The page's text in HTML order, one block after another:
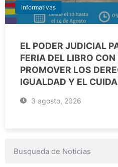
Informativas
EL PODER JUDICIAL
FERIA DEL LIBRO
PROMOVER LOS
IGUALDAD Y EL
3 agosto, 2026